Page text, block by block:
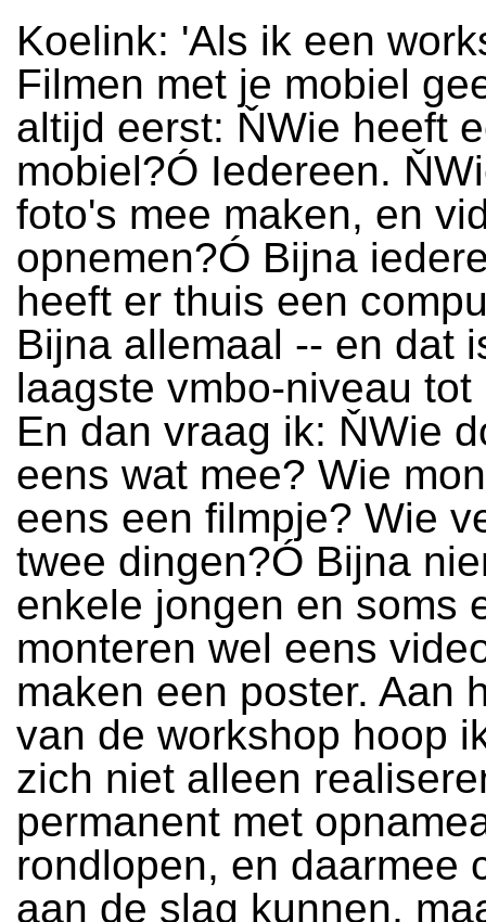
Koelink: 'Als ik een
Filmen met je mobiel
altijd eerst: ŇWie heeft
mobiel?Ó Iedereen.
foto's mee maken, en
opnemen?Ó Bijna
heeft er thuis een
Bijna allemaal -- en dat
laagste vmbo-niveau tot
En dan vraag ik: ŇWie
eens wat mee? Wie
eens een filmpje? Wie
twee dingen?Ó Bijna
enkele jongen en soms
monteren wel eens
maken een poster. Aan
van de workshop hoop
zich niet alleen
permanent met
rondlopen, en daarmee
aan de slag kunnen,